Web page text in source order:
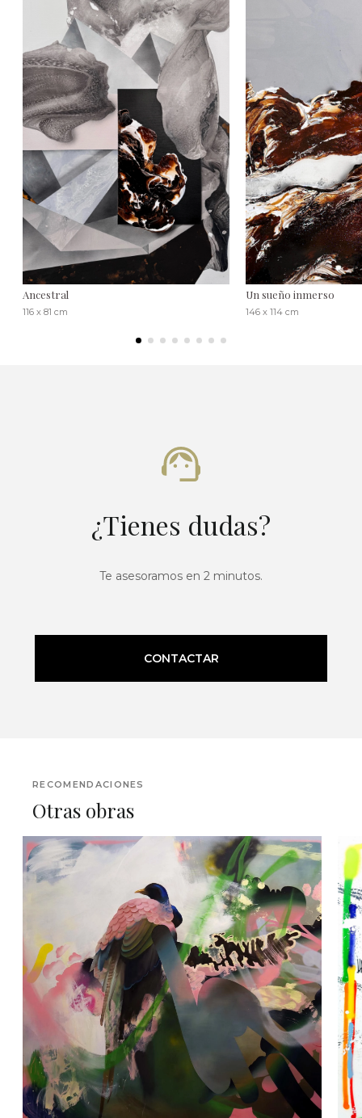
Ancestral
116 x 81 cm
Un sueño inmerso
146 x 114 cm
¿Tienes dudas?
Te asesoramos en 2 minutos.
CONTACTAR
RECOMENDACIONES
Otras obras